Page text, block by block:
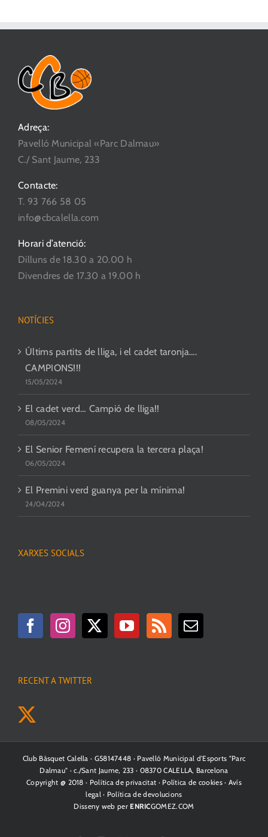
Adreça:
Pavelló Municipal «Parc Dalmau»
C./ Sant Jaume, 233
Contacte:
T. 93 766 58 05
info@cbcalella.com
Horari d’atenció:
Dilluns de 18.30 a 20.00 h
Divendres de 17.30 a 19.00 h
NOTÍCIES
Últims partits de lliga, i el cadet taronja….
CAMPIONS!!!
15/05/2024
El cadet verd… Campió de lliga!!
08/05/2024
El Senior Femení recupera la tercera plaça!
06/05/2024
El Premini verd guanya per la mínima!
24/04/2024
XARXES SOCIALS
RECENT A TWITTER
Club Bàsquet Calella · G58147448 · Pavelló Municipal d'Esports "Parc
Dalmau" · c./Sant Jaume, 233 · 08370 CALELLA, Barcelona
Copyright @ 2018 · Política de privacitat · Política de cookies· Avís
legal · Política de devolucions
Disseny web per ENRICGOMEZ.COM